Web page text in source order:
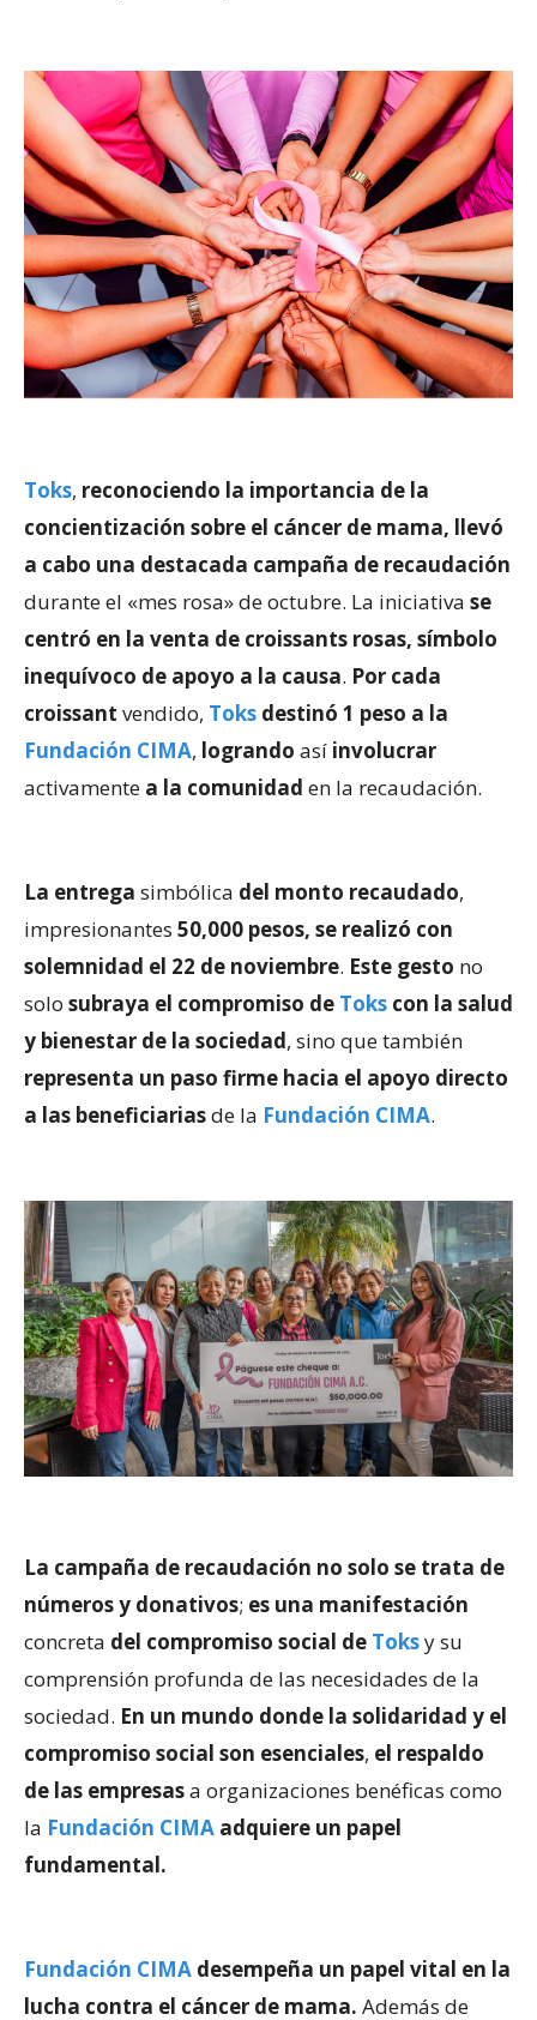
Toks, reconociendo la importancia de la
concientización sobre el cáncer de mama, llevó
a cabo una destacada campaña de recaudación
durante el «mes rosa» de octubre. La iniciativa se
centró en la venta de croissants rosas, símbolo
inequívoco de apoyo a la causa. Por cada
croissant vendido, Toks destinó 1 peso a la
Fundación CIMA, logrando así involucrar
activamente a la comunidad en la recaudación.
La entrega simbólica del monto recaudado,
impresionantes 50,000 pesos, se realizó con
solemnidad el 22 de noviembre. Este gesto no
solo subraya el compromiso de Toks con la salud
y bienestar de la sociedad, sino que también
representa un paso firme hacia el apoyo directo
a las beneficiariasde la Fundación CIMA.
La campaña de recaudación no solo se trata de
números y donativos; es una manifestación
concreta del compromiso social de Toksy su
comprensión profunda de las necesidades de la
sociedad. En un mundo donde la solidaridad y el
compromiso social son esenciales, el respaldo
de las empresasa organizaciones benéficas como
la Fundación CIMA adquiere un papel
fundamental.
Fundación CIMA desempeña un papel vital en la
lucha contra el cáncer de mama. Además de